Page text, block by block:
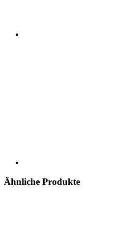
Ähnliche Produkte